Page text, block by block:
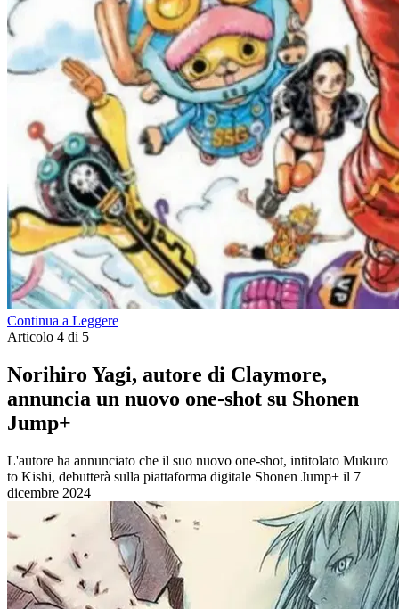
Continua a Leggere
Articolo 4 di 5
Norihiro Yagi, autore di Claymore,
annuncia un nuovo one-shot su Shonen
Jump+
L'autore ha annunciato che il suo nuovo one-shot, intitolato Mukuro
to Kishi, debutterà sulla piattaforma digitale Shonen Jump+ il 7
dicembre 2024